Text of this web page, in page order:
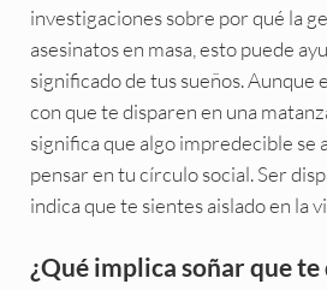
investigaciones sobre por qué la
asesinatos en masa, esto puede
significado de tus sueños. Aunque
con que te disparen en una
significa que algo impredecible se
pensar en tu círculo social. Ser
indica que te sientes aislado en la
¿Qué implica soñar que